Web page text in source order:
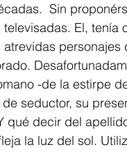
Sin
El, tenía
personajes
-de la estirpe
seductor, su
qué decir del
la luz del sol.